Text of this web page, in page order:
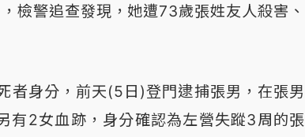
檢警追查發現，她遭73歲張姓友人殺害、
者身分，前天(5日)登門逮捕張男，在張男
有2女血跡，身分確認為左營失蹤3周的張